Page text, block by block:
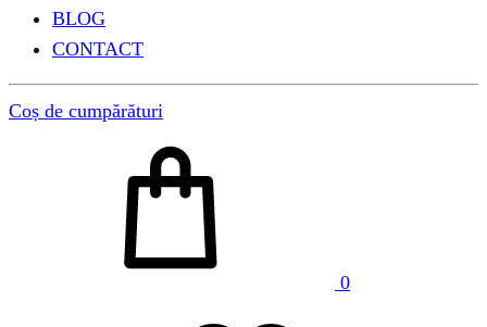
BLOG
CONTACT
Coș de cumpărături
0